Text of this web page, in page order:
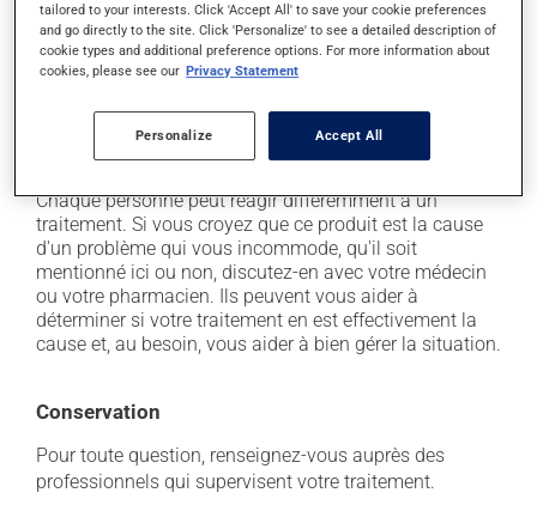
il peut causer de la diarrhée;
il peut provoquer de la fièvre;
il peut provoquer une baisse de certains globules
blancs, ce qui peut se manifester par de la fièvre, des
frissons, des maux de gorge ou des infections -
contactez votre médecin si cela se produit.
Chaque personne peut réagir différemment à un
traitement. Si vous croyez que ce produit est la cause
d'un problème qui vous incommode, qu'il soit
mentionné ici ou non, discutez-en avec votre médecin
ou votre pharmacien. Ils peuvent vous aider à
déterminer si votre traitement en est effectivement la
cause et, au besoin, vous aider à bien gérer la situation.
Conservation
Pour toute question, renseignez-vous auprès des
professionnels qui supervisent votre traitement.
tailored to your interests. Click 'Accept All' to save your cookie preferences
and go directly to the site. Click 'Personalize' to see a detailed description of
cookie types and additional preference options. For more information about
cookies, please see our Privacy Statement
Personalize Accept All